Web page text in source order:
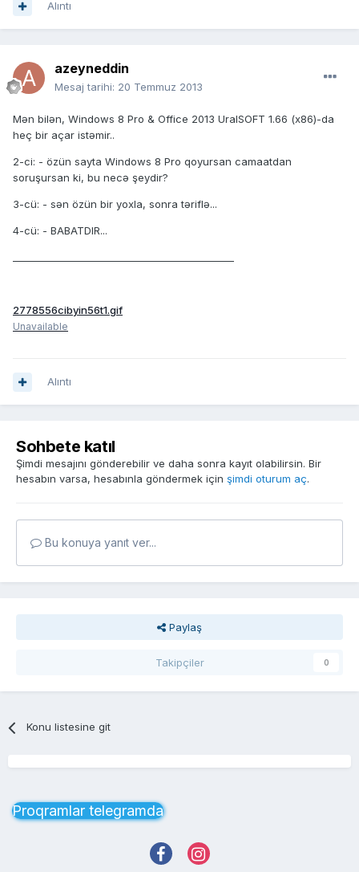
Alıntı
azeyneddin
Mesaj tarihi: 20 Temmuz 2013
Mən bilən, Windows 8 Pro & Office 2013 UralSOFT 1.66 (x86)-da
heç bir açar istəmir..
2-ci: - özün sayta Windows 8 Pro qoyursan camaatdan
soruşursan ki, bu necə şeydir?
3-cü: - sən özün bir yoxla, sonra təriflə...
4-cü: - BABATDIR...
2778556cibyin56t1.gif
Unavailable
Alıntı
Sohbete katıl
Şimdi mesajını gönderebilir ve daha sonra kayıt olabilirsin. Bir
hesabın varsa, hesabınla göndermek için şimdi oturum aç.
Bu konuya yanıt ver...
Paylaş
Takipçiler 0
Konu listesine git
Proqramlar telegramda